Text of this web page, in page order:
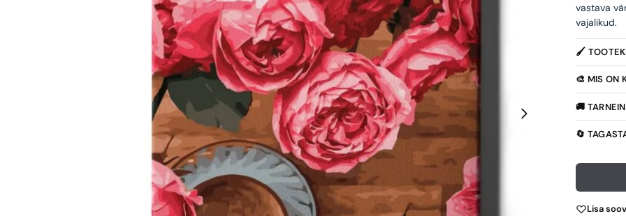
vastava
vajalikud.
🖌️
🎨 MIS ON
🚚
🔄
Lisa